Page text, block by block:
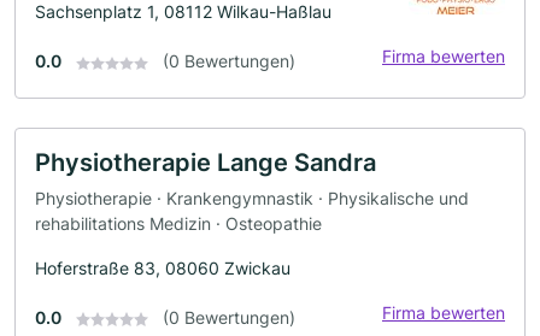
Sachsenplatz 1, 08112 Wilkau-Haßlau
0.0 (0 Bewertungen) Firma bewerten
Physiotherapie Lange Sandra
Physiotherapie · Krankengymnastik · Physikalische und
rehabilitations Medizin · Osteopathie
Hoferstraße 83, 08060 Zwickau
0.0 (0 Bewertungen) Firma bewerten